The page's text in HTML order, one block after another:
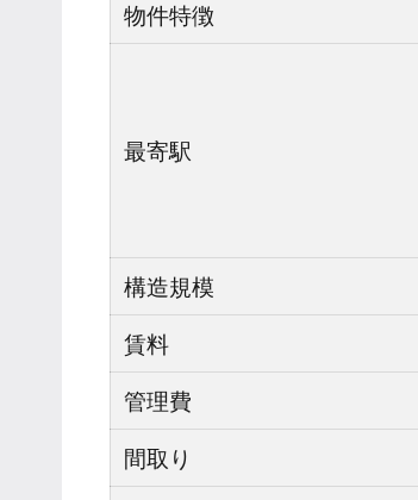
物件特徴
最寄駅
構造規模
賃料
管理費
間取り